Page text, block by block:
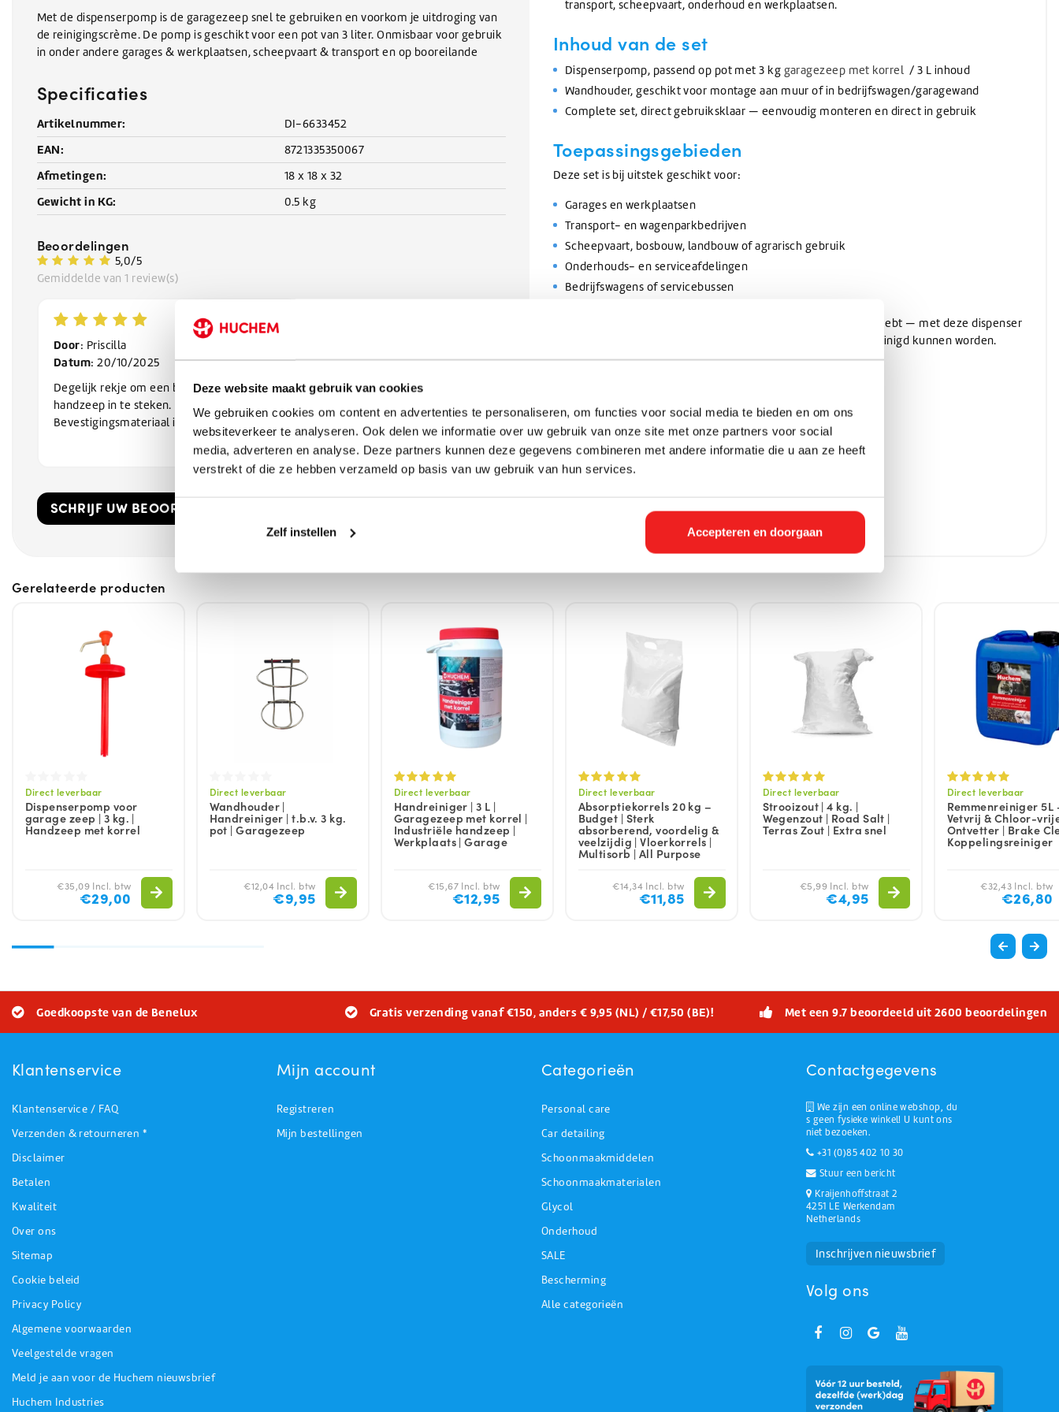
Deze website maakt gebruik van cookies
We gebruiken cookies om content en advertenties te personaliseren, om functies voor social media te bieden en om ons
websiteverkeer te analyseren. Ook delen we informatie over uw gebruik van onze site met onze partners voor social
media, adverteren en analyse. Deze partners kunnen deze gegevens combineren met andere informatie die u aan ze heeft
verstrekt of die ze hebben verzameld op basis van uw gebruik van hun services.
Zelf instellen Accepteren en doorgaan
Met de dispenserpomp is de garagezeep snel te gebruiken en voorkom je uitdroging van
de reinigingscrème. De pomp is geschikt voor een pot van 3 liter. Onmisbaar voor gebruik
in onder andere garages & werkplaatsen, scheepvaart & transport en op booreilande
Specificaties
Artikelnummer: DI-6633452
EAN: 8721335350067
Afmetingen: 18 x 18 x 32
Gewicht in KG: 0.5 kg
Beoordelingen
5,0/5
Gemiddelde van 1 review(s)
Door: Priscilla
Datum: 20/10/2025
Degelijk rekje om een bus van 3L
handzeep in te steken.
Bevestigingsmateriaal is toegevoegd.
SCHRIJF UW BEOORDELING!
transport, scheepvaart, onderhoud en werkplaatsen.
Inhoud van de set
Dispenserpomp, passend op pot met 3 kg garagezeep met korrel / 3 L inhoud
Wandhouder, geschikt voor montage aan muur of in bedrijfswagen/garagewand
Complete set, direct gebruiksklaar — eenvoudig monteren en direct in gebruik
Toepassingsgebieden
Deze set is bij uitstek geschikt voor:
Garages en werkplaatsen
Transport- en wagenparkbedrijven
Scheepvaart, bosbouw, landbouw of agrarisch gebruik
Onderhouds- en serviceafdelingen
Bedrijfswagens of servicebussen
Of je nu regelmatig olie, vet of schuurmiddelen aan je handen hebt — met deze dispenser
+ wandhouder zorg je dat handen snel, efficiënt en schoon gereinigd kunnen worden.
Gerelateerde producten
Direct leverbaar
Dispenserpomp voor
garage zeep | 3 kg. |
Handzeep met korrel
€35,09 Incl. btw
€29,00
Direct leverbaar
Wandhouder |
Handreiniger | t.b.v. 3 kg.
pot | Garagezeep
€12,04 Incl. btw
€9,95
Direct leverbaar
Handreiniger | 3 L |
Garagezeep met korrel |
Industriële handzeep |
Werkplaats | Garage
€15,67 Incl. btw
€12,95
Direct leverbaar
Absorptiekorrels 20 kg –
Budget | Sterk
absorberend, voordelig &
veelzijdig | Vloerkorrels |
Multisorb | All Purpose
€14,34 Incl. btw
€11,85
Direct leverbaar
Strooizout | 4 kg. |
Wegenzout | Road Salt |
Terras Zout | Extra snel
€5,99 Incl. btw
€4,95
Direct leverbaar
Remmenreiniger 5L
Vetvrij & Chloor-
Ontvetter | Brake
Koppelingsreiniger
€32,43 Incl. btw
€26,80
Goedkoopste van de Benelux Gratis verzending vanaf €150, anders € 9,95 (NL) / €17,50 (BE)! Met een 9.7 beoordeeld uit 2600 beoordelingen
Klantenservice
Klantenservice / FAQ
Verzenden & retourneren *
Disclaimer
Betalen
Kwaliteit
Over ons
Sitemap
Cookie beleid
Privacy Policy
Algemene voorwaarden
Veelgestelde vragen
Meld je aan voor de Huchem nieuwsbrief
Huchem Industries
Mijn account
Registreren
Mijn bestellingen
Categorieën
Personal care
Car detailing
Schoonmaakmiddelen
Schoonmaakmaterialen
Glycol
Onderhoud
SALE
Bescherming
Alle categorieën
Contactgegevens
We zijn een online webshop, du
s geen fysieke winkel! U kunt ons
niet bezoeken.
+31 (0)85 402 10 30
Stuur een bericht
Kraijenhoffstraat 2
4251 LE Werkendam
Netherlands
Inschrijven nieuwsbrief
Volg ons
Huchem Support
Hoe kunnen we u helpen?